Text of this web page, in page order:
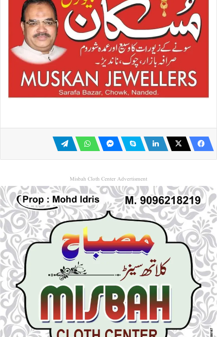
Misbah Cloth Center Advertisment